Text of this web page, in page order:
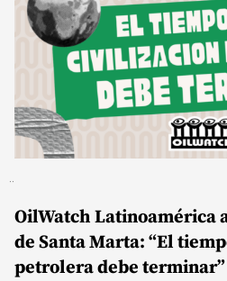
OilWatch Latinoamérica
de Santa Marta: “El
petrolera debe terminar”